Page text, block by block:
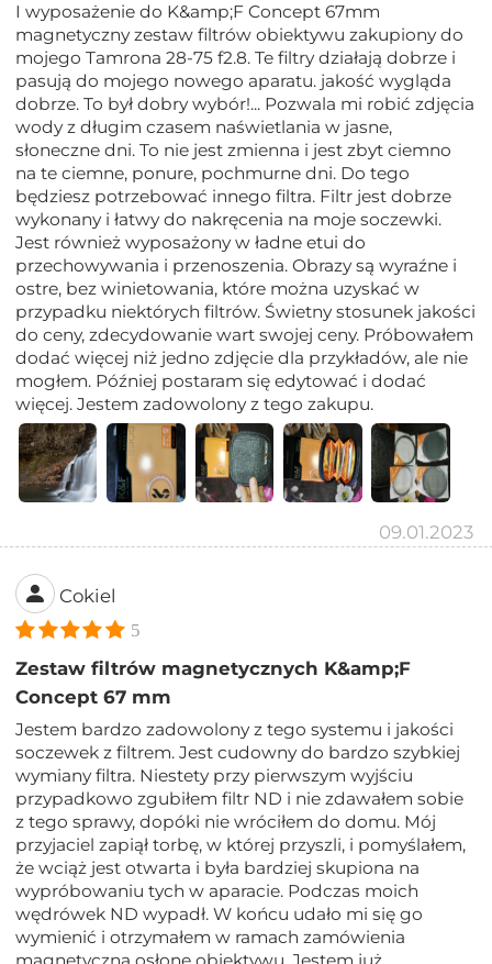
I wyposażenie do K&amp;F Concept 67mm
magnetyczny zestaw filtrów obiektywu zakupiony do
mojego Tamrona 28-75 f2.8. Te filtry działają dobrze i
pasują do mojego nowego aparatu. jakość wygląda
dobrze. To był dobry wybór!... Pozwala mi robić zdjęcia
wody z długim czasem naświetlania w jasne,
słoneczne dni. To nie jest zmienna i jest zbyt ciemno
na te ciemne, ponure, pochmurne dni. Do tego
będziesz potrzebować innego filtra. Filtr jest dobrze
wykonany i łatwy do nakręcenia na moje soczewki.
Jest również wyposażony w ładne etui do
przechowywania i przenoszenia. Obrazy są wyraźne i
ostre, bez winietowania, które można uzyskać w
przypadku niektórych filtrów. Świetny stosunek jakości
do ceny, zdecydowanie wart swojej ceny. Próbowałem
dodać więcej niż jedno zdjęcie dla przykładów, ale nie
mogłem. Później postaram się edytować i dodać
więcej. Jestem zadowolony z tego zakupu.
09.01.2023
Cokiel
5
Zestaw filtrów magnetycznych K&amp;F
Concept 67 mm
Jestem bardzo zadowolony z tego systemu i jakości
soczewek z filtrem. Jest cudowny do bardzo szybkiej
wymiany filtra. Niestety przy pierwszym wyjściu
przypadkowo zgubiłem filtr ND i nie zdawałem sobie
z tego sprawy, dopóki nie wróciłem do domu. Mój
przyjaciel zapiął torbę, w której przyszli, i pomyślałem,
że wciąż jest otwarta i była bardziej skupiona na
wypróbowaniu tych w aparacie. Podczas moich
wędrówek ND wypadł. W końcu udało mi się go
wymienić i otrzymałem w ramach zamówienia